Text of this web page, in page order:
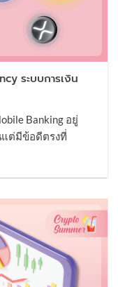
ระบบการเงิน
Banking อยู่
ต่มีข้อดีตรงที่